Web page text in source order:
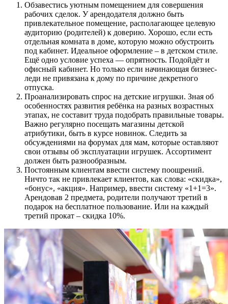
Обзавестись уютным помещением для совершения
рабочих сделок. У арендодателя должно быть
привлекательное помещение, располагающее целевую
аудиторию (родителей) к доверию. Хорошо, если есть
отдельная комната в доме, которую можно обустроить
под кабинет. Идеальное оформление – в детском стиле.
Ещё одно условие успеха — опрятность. Подойдёт и
офисный кабинет. Но только если начинающая бизнес-
леди не привязана к дому по причине декретного
отпуска.
Проанализировать спрос на детские игрушки. Зная об
особенностях развития ребёнка на разных возрастных
этапах, не составит труда подобрать правильные товары.
Важно регулярно посещать магазины детской
атрибутики, быть в курсе новинок. Следить за
обсуждениями на форумах для мам, которые оставляют
свои отзывы об эксплуатации игрушек. Ассортимент
должен быть разнообразным.
Постоянным клиентам ввести систему поощрений.
Ничто так не привлекает клиентов, как слова: «скидка»,
«бонус», «акция». Например, ввести систему «1+1=3».
Арендовав 2 предмета, родители получают третий в
подарок на бесплатное пользование. Или на каждый
третий прокат – скидка 10%.